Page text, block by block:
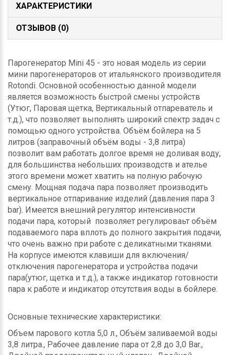
ХАРАКТЕРИСТИКИ
ОТЗЫВОВ (0)
Парогенератор Mini 45 - это новая модель из серии
мини парогенераторов от итальянского производителя
Rotondi. Основной особенностью данной модели
является возможность быстрой смены устройств
(Утюг, Паровая щетка, Вертикальный отпареватель и
т.д.), что позволяет выполнять широкий спектр задач с
помощью одного устройства. Объём бойлера на 5
литров (заправочный объём воды - 3,8 литра)
позволит вам работать долгое время не доливая воду,
для большинства небольших производств и ателье
этого времени может хватить на полную рабочую
смену. Мощная подача пара позволяет производить
вертикальное отпаривание изделий (давления пара 3
bar). Имеется внешний регулятор интенсивности
подачи пара, который позволяет регулироваьт объём
подаваемого пара вплоть до полного закрытия подачи,
что очень важно при работе с деликатными тканями.
На корпусе имеются клавиши для включения/
отключения парогенератора и устройства подачи
пара(утюг, щетка и т.д.), а также индикатор готовности
пара к работе и индикатор отсутствия воды в бойлере.
Основные технические характеристики:
Объем парового котла 5,0 л., Объём заливаемой воды
3,8 литра., Рабочее давление пара от 2,8 до 3,0 Bar.,